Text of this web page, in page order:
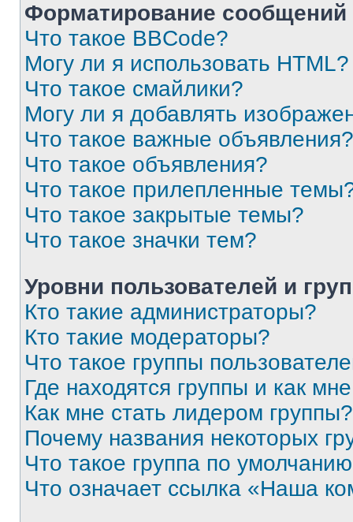
Форматирование
Что такое BBCode?
Могу ли я использовать HTML?
Что такое смайлики?
Могу ли я добавлять
Что такое важные объявления?
Что такое объявления?
Что такое прилепленные
Что такое закрытые темы?
Что такое значки тем?
Уровни пользователей и
Кто такие администраторы?
Кто такие модераторы?
Что такое группы
Где находятся группы и как
Как мне стать лидером группы?
Почему названия некоторых
Что такое группа по
Что означает ссылка «Наша